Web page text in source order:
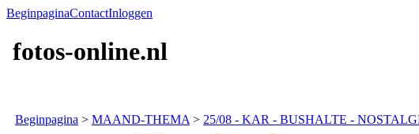
BeginpaginaContactInloggen
fotos-online.nl
Beginpagina > MAAND-THEMA > 25/08 - KAR - BUSHALTE -